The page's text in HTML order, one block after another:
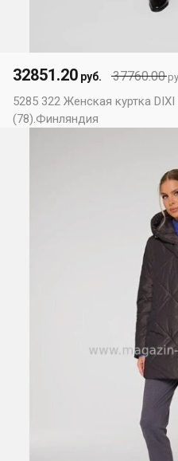
37760.00
32851.20 руб.
5285 322 Женская куртка
(78).Финляндия